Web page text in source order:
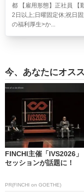
都 【雇用形態】正社員 【
2日以上;日曜固定休;祝日
の福利厚生>か...
今、あなたにオス
FINCHI主催「IVS2026」
セッションが話題に！
PR(FINCHI on GOETHE)